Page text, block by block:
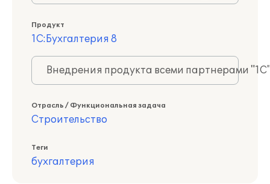
Продукт
1С:Бухгалтерия 8
Внедрения продукта всеми партнерами
Отрасль / Функциональная задача
Строительство
Теги
бухгалтерия